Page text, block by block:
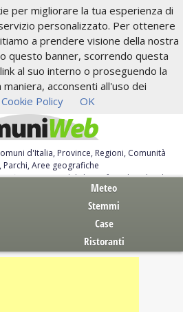
per migliorare la tua esperienza di
personalizzato. Per ottenere
a prendere visione della nostra
questo banner, scorrendo questa
al suo interno o proseguendo la
acconsenti all'uso dei
Cookie Policy OK
d'Italia, Province, Regioni, Comunità
Parchi, Aree geografiche
moduli, leggi, free download
Meteo
Stemmi
Case
Ristoranti